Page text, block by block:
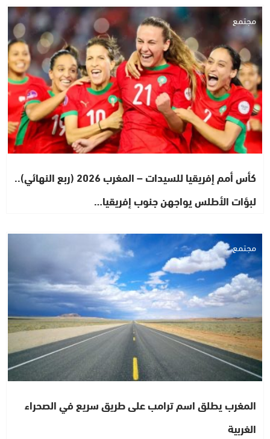
مجتمع
كأس أمم إفريقيا للسيدات – المغرب 2026 (ربع النهائي)..
لبؤات الأطلس يواجهن جنوب إفريقيا…
مجتمع
المغرب يطلق اسم ترامب على طريق سريع في الصحراء
الغربية